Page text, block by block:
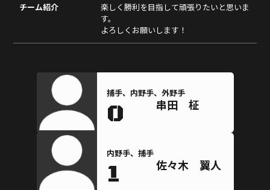
チーム紹介
楽しく勝利を目指して頑張りたいと思いま
す。
よろしくお願いします！
捕手、内野手、外野手
0 串田 柾
内野手、捕手
1 佐々木 翼人